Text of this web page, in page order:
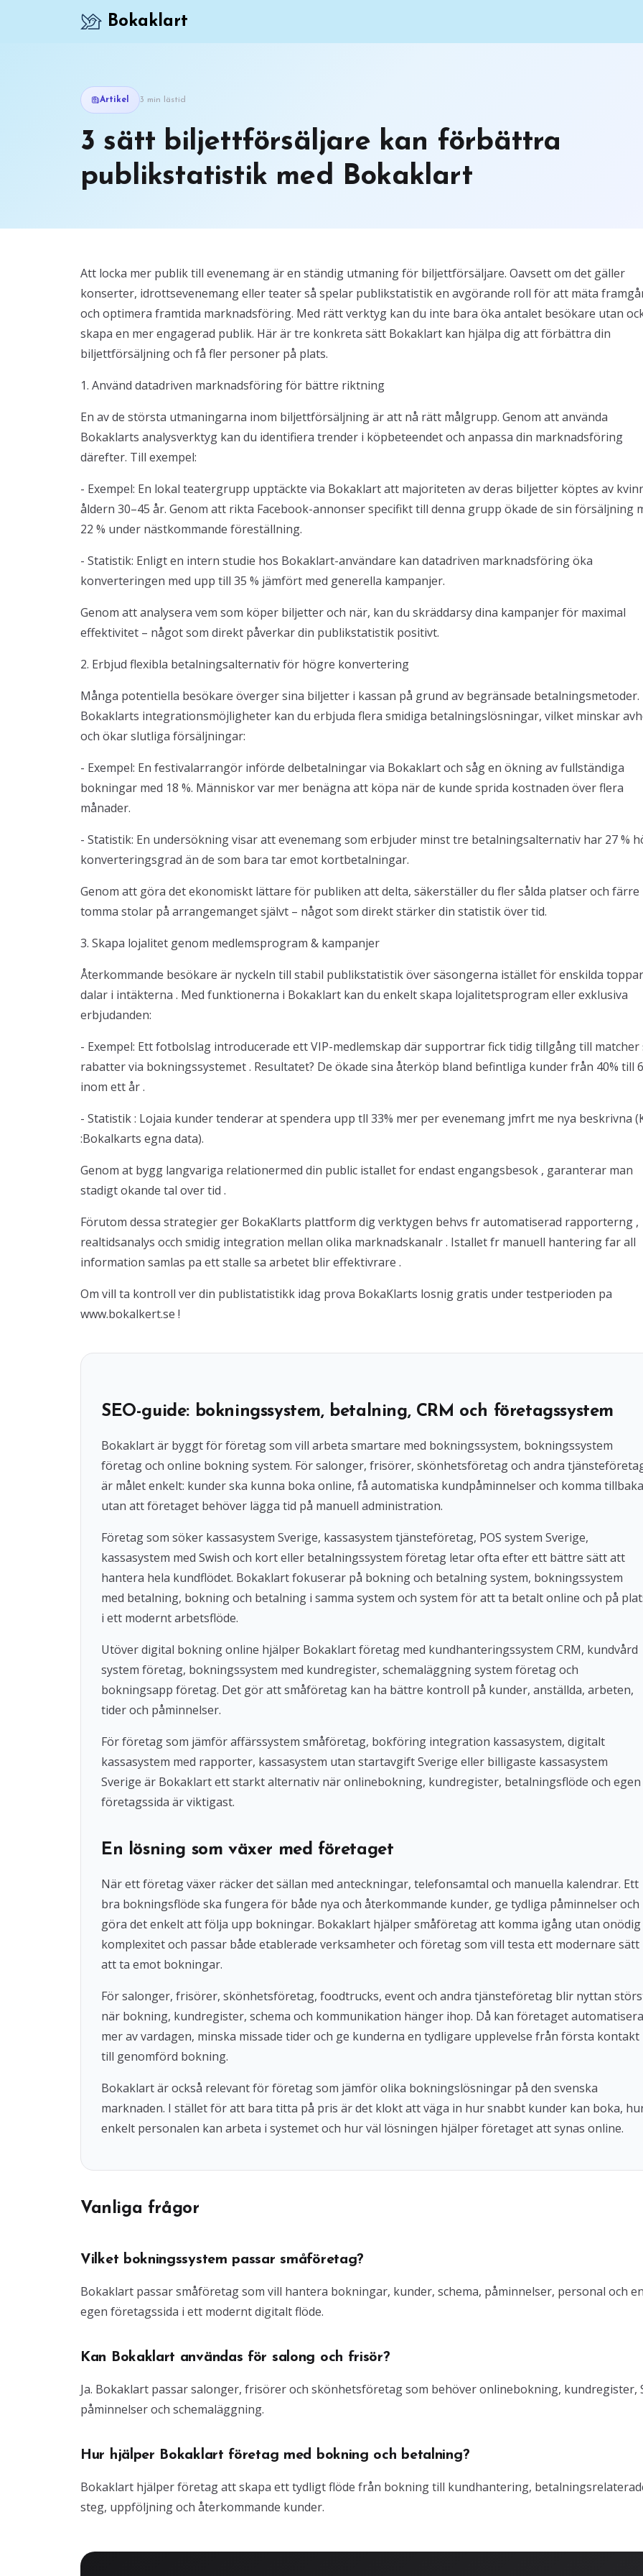
Bokaklart
Artikel 3 min lästid
3 sätt biljettförsäljare kan förbättra
publikstatistik med Bokaklart
Att locka mer publik till evenemang är en ständig utmaning för biljettförsäljare. Oavsett om det gäller
konserter, idrottsevenemang eller teater så spelar publikstatistik en avgörande roll för att mäta
och optimera framtida marknadsföring. Med rätt verktyg kan du inte bara öka antalet besökare utan
skapa en mer engagerad publik. Här är tre konkreta sätt Bokaklart kan hjälpa dig att förbättra din
biljettförsäljning och få fler personer på plats.
1. Använd datadriven marknadsföring för bättre riktning
En av de största utmaningarna inom biljettförsäljning är att nå rätt målgrupp. Genom att använda
Bokaklarts analysverktyg kan du identifiera trender i köpbeteendet och anpassa din marknadsföring
därefter. Till exempel:
- Exempel: En lokal teatergrupp upptäckte via Bokaklart att majoriteten av deras biljetter köptes av
åldern 30–45 år. Genom att rikta Facebook-annonser specifikt till denna grupp ökade de sin försäljning
22 % under nästkommande föreställning.
- Statistik: Enligt en intern studie hos Bokaklart-användare kan datadriven marknadsföring öka
konverteringen med upp till 35 % jämfört med generella kampanjer.
Genom att analysera vem som köper biljetter och när, kan du skräddarsy dina kampanjer för maximal
effektivitet – något som direkt påverkar din publikstatistik positivt.
2. Erbjud flexibla betalningsalternativ för högre konvertering
Många potentiella besökare överger sina biljetter i kassan på grund av begränsade betalningsmetoder.
Bokaklarts integrationsmöjligheter kan du erbjuda flera smidiga betalningslösningar, vilket minskar
och ökar slutliga försäljningar:
- Exempel: En festivalarrangör införde delbetalningar via Bokaklart och såg en ökning av fullständiga
bokningar med 18 %. Människor var mer benägna att köpa när de kunde sprida kostnaden över flera
månader.
- Statistik: En undersökning visar att evenemang som erbjuder minst tre betalningsalternativ har 27 %
konverteringsgrad än de som bara tar emot kortbetalningar.
Genom att göra det ekonomiskt lättare för publiken att delta, säkerställer du fler sålda platser och färre
tomma stolar på arrangemanget självt – något som direkt stärker din statistik över tid.
3. Skapa lojalitet genom medlemsprogram & kampanjer
Återkommande besökare är nyckeln till stabil publikstatistik över säsongerna istället för enskilda
dalar i intäkterna . Med funktionerna i Bokaklart kan du enkelt skapa lojalitetsprogram eller exklusiva
erbjudanden:
- Exempel: Ett fotbolslag introducerade ett VIP-medlemskap där supportrar fick tidig tillgång till matcher
rabatter via bokningssystemet . Resultatet? De ökade sina återköp bland befintliga kunder från 40% till
inom ett år .
- Statistik : Lojaia kunder tenderar at spendera upp tll 33% mer per evenemang jmfrt me nya beskrivna
:Bokalkarts egna data).
Genom at bygg langvariga relationermed din public istallet for endast engangsbesok , garanterar man
stadigt okande tal over tid .
Förutom dessa strategier ger BokaKlarts plattform dig verktygen behvs fr automatiserad rapporterng ,
realtidsanalys occh smidig integration mellan olika marknadskanalr . Istallet fr manuell hantering far all
information samlas pa ett stalle sa arbetet blir effektivrare .
Om vill ta kontroll ver din publistatistikk idag prova BokaKlarts losnig gratis under testperioden pa
www.bokalkert.se !
SEO-guide: bokningssystem, betalning, CRM och företagssystem
Bokaklart är byggt för företag som vill arbeta smartare med bokningssystem, bokningssystem
företag och online bokning system. För salonger, frisörer, skönhetsföretag och andra
är målet enkelt: kunder ska kunna boka online, få automatiska kundpåminnelser och komma tillbaka
utan att företaget behöver lägga tid på manuell administration.
Företag som söker kassasystem Sverige, kassasystem tjänsteföretag, POS system Sverige,
kassasystem med Swish och kort eller betalningssystem företag letar ofta efter ett bättre sätt att
hantera hela kundflödet. Bokaklart fokuserar på bokning och betalning system, bokningssystem
med betalning, bokning och betalning i samma system och system för att ta betalt online och på
i ett modernt arbetsflöde.
Utöver digital bokning online hjälper Bokaklart företag med kundhanteringssystem CRM, kundvård
system företag, bokningssystem med kundregister, schemaläggning system företag och
bokningsapp företag. Det gör att småföretag kan ha bättre kontroll på kunder, anställda, arbeten,
tider och påminnelser.
För företag som jämför affärssystem småföretag, bokföring integration kassasystem, digitalt
kassasystem med rapporter, kassasystem utan startavgift Sverige eller billigaste kassasystem
Sverige är Bokaklart ett starkt alternativ när onlinebokning, kundregister, betalningsflöde och egen
företagssida är viktigast.
En lösning som växer med företaget
När ett företag växer räcker det sällan med anteckningar, telefonsamtal och manuella kalendrar. Ett
bra bokningsflöde ska fungera för både nya och återkommande kunder, ge tydliga påminnelser och
göra det enkelt att följa upp bokningar. Bokaklart hjälper småföretag att komma igång utan onödig
komplexitet och passar både etablerade verksamheter och företag som vill testa ett modernare sätt
att ta emot bokningar.
För salonger, frisörer, skönhetsföretag, foodtrucks, event och andra tjänsteföretag blir nyttan
när bokning, kundregister, schema och kommunikation hänger ihop. Då kan företaget automatisera
mer av vardagen, minska missade tider och ge kunderna en tydligare upplevelse från första kontakt
till genomförd bokning.
Bokaklart är också relevant för företag som jämför olika bokningslösningar på den svenska
marknaden. I stället för att bara titta på pris är det klokt att väga in hur snabbt kunder kan boka,
enkelt personalen kan arbeta i systemet och hur väl lösningen hjälper företaget att synas online.
Vanliga frågor
Vilket bokningssystem passar småföretag?
Bokaklart passar småföretag som vill hantera bokningar, kunder, schema, påminnelser, personal och en
egen företagssida i ett modernt digitalt flöde.
Kan Bokaklart användas för salong och frisör?
Ja. Bokaklart passar salonger, frisörer och skönhetsföretag som behöver onlinebokning, kundregister,
påminnelser och schemaläggning.
Hur hjälper Bokaklart företag med bokning och betalning?
Bokaklart hjälper företag att skapa ett tydligt flöde från bokning till kundhantering,
steg, uppföljning och återkommande kunder.